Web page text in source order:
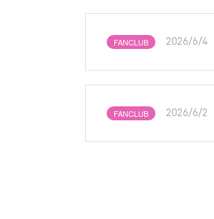
FANCLUB 2026/6/4
FANCLUB 2026/6/2